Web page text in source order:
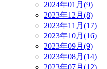
2024年01月(9)
2023年12月(8)
2023年11月(17)
2023年10月(16)
2023年09月(9)
2023年08月(14)
2023年07月(12)